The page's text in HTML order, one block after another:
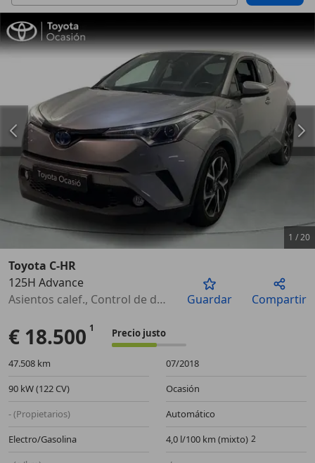
Anterior
1 /20
Toyota C-HR
125H Advance
Asientos calef., Control de distancia, Llantas de aleación, ABS, Faros antiniebla, Control de velocidad, Climatizador, Control de tracción
Guardar Compartir
€ 18.500 Precio justo
47.508 km
07/2018
90 kW (122 CV)
Ocasión
- (Propietarios)
Automático
Electro/Gasolina
4,0 l/100 km (mixto)